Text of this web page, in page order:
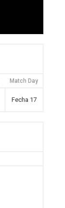
Match Day
Fecha 17